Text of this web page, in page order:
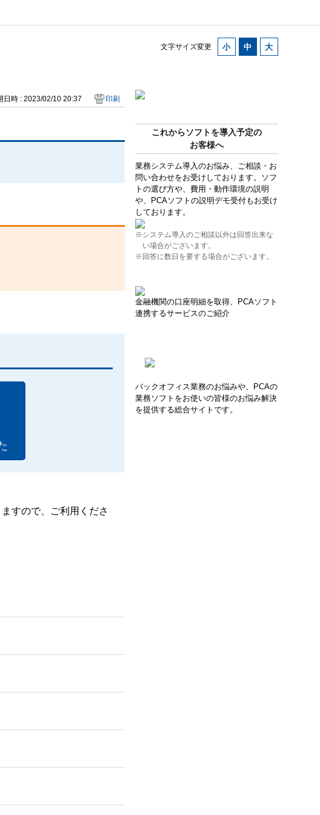
文字サイズ変更
これからソフトを導入予定の
お客様へ
業務システム導入のお悩み、ご相談・お
問い合わせをお受けしております。ソフ
トの選び方や、費用・動作環境の説明
や、PCAソフトの説明デモ受付もお受け
しております。
※システム導入のご相談以外は回答出来な
い場合がございます。
※回答に数日を要する場合がございます。
金融機関の口座明細を取得、PCAソフト
連携するサービスのご紹介
バックオフィス業務のお悩みや、PCAの
業務ソフトをお使いの皆様のお悩み解決
を提供する総合サイトです。
日時 : 2023/02/10 20:37 印刷
すので、ご利用くださ